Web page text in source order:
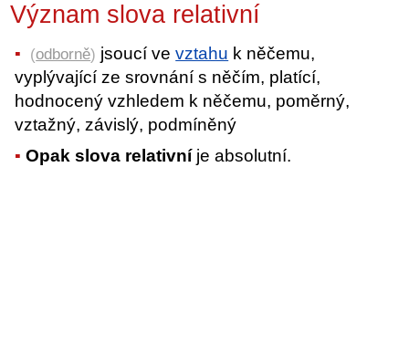
Význam slova relativní
(odborně) jsoucí vevztahu k něčemu,
vyplývající ze srovnání s něčím, platící,
hodnocený vzhledem k něčemu, poměrný,
vztažný, závislý, podmíněný
Opak slova relativníje absolutní.